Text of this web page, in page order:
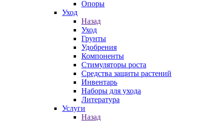
Опоры
Уход
Назад
Уход
Грунты
Удобрения
Компоненты
Стимуляторы роста
Средства защиты растений
Инвентарь
Наборы для ухода
Литература
Услуги
Назад